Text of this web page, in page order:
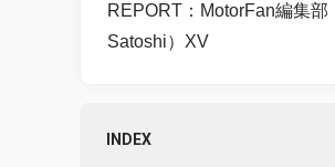
REPORT：MotorFan編集
Satoshi）XV
INDEX